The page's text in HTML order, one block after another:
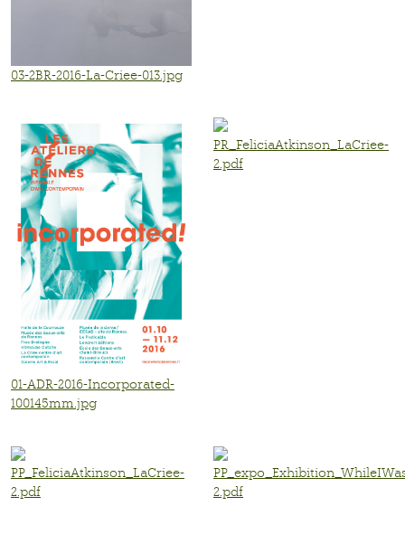
03-2BR-2016-La-Criee-013.jpg
01-ADR-2016-Incorporated-
100145mm.jpg
PR_FeliciaAtkinson_LaCriee-
2.pdf
PP_FeliciaAtkinson_LaCriee-
2.pdf
2.pdf